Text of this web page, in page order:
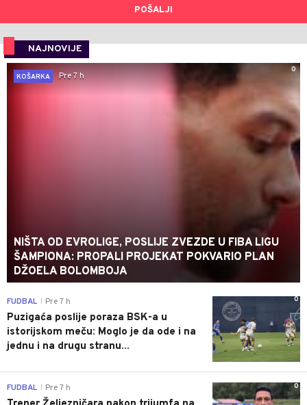
POŠALJI
NAJNOVIJE
0
KOŠARKA
Pre 7 h
NIŠTA OD EVROLIGE, POSLIJE ZVEZDE U FIBA LIGU
ŠAMPIONA: PROPALI PROJEKAT POKVARIO PLAN
DŽOELA BOLOMBOJA
0
FUDBAL Pre 7 h
Puzigaća poslije poraza BSK-a u
istorijskom meču: Moglo je da ode i na
jednu i na drugu stranu...
0
FUDBAL Pre 7 h